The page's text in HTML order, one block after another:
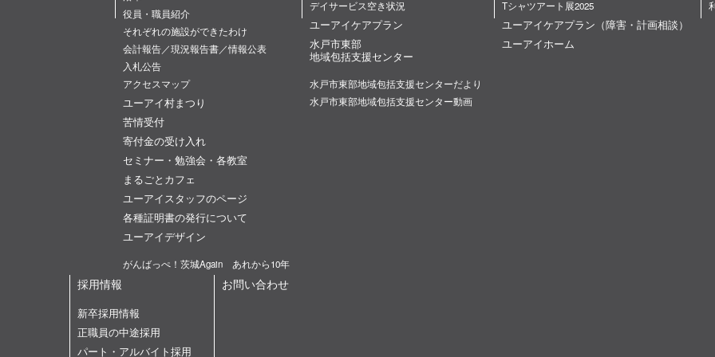
役員・職員紹介
それぞれの施設ができたわけ
会計報告／現況報告書／情報公表
入札公告
アクセスマップ
ユーアイ村まつり
苦情受付
寄付金の受け入れ
セミナー・勉強会・各教室
まるごとカフェ
ユーアイスタッフのページ
各種証明書の発行について
ユーアイデザイン
がんばっぺ！茨城Again あれから10年
デイサービス空き状況
ユーアイケアプラン
水戸市東部
地域包括支援センター
水戸市東部地域包括支援センターだより
水戸市東部地域包括支援センター動画
Tシャツアート展2025
ユーアイケアプラン（障害・計画相談）
ユーアイホーム
採用情報
新卒採用情報
正職員の中途採用
パート・アルバイト採用
お問い合わせ